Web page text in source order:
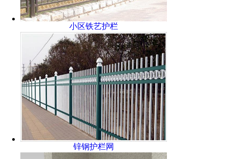
小区铁艺护栏
锌钢护栏网